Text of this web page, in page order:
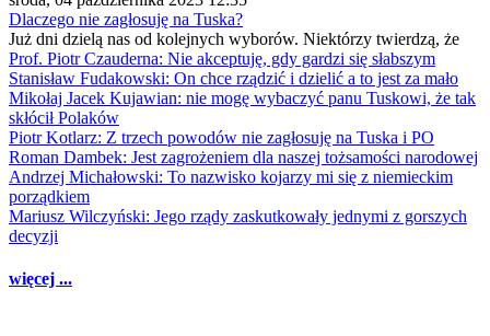
Dlaczego nie zagłosuję na Tuska?
Już dni dzielą nas od kolejnych wyborów. Niektórzy twierdzą, że
Prof. Piotr Czauderna: Nie akceptuję, gdy gardzi się słabszym
Stanisław Fudakowski: On chce rządzić i dzielić a to jest za mało
Mikołaj Jacek Kujawian: nie mogę wybaczyć panu Tuskowi, że tak
skłócił Polaków
Piotr Kotlarz: Z trzech powodów nie zagłosuję na Tuska i PO
Roman Dambek: Jest zagrożeniem dla naszej tożsamości narodowej
Andrzej Michałowski: To nazwisko kojarzy mi się z niemieckim
porządkiem
Mariusz Wilczyński: Jego rządy zaskutkowały jednymi z gorszych
decyzji
więcej ...